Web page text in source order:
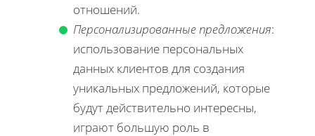
отношений.
Персонализированные предложения:
использование персональных
данных клиентов для создания
уникальных предложений, которые
будут действительно интересны,
играют большую роль в